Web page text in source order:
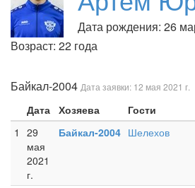
Дата рождения: 26
Возраст: 22 года
Байкал-2004 Дата заявки: 12 мая 2021 г.
Дата Хозяева Гости
1
29
мая
2021
г.
Байкал-2004 Шелехов